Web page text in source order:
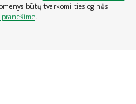
būtų tvarkomi tiesioginės
.